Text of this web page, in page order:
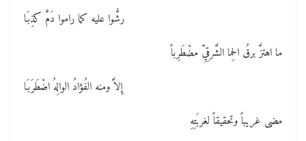
رشُّوا عليه كما راموا دَمَّ كذِبَا
ما اهتزَّ برقُ الحِما الشَّرقِيِّ مضْطَرِباً
إِلاَّ ومنه الفُؤادُ الوالِهُ اضْطَرَبَا
مضى غريباً وتحقيقاً لغربَتِهِ